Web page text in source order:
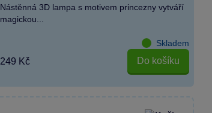
Nástěnná 3D lampa s motivem princezny vytváří
magickou...
Skladem
249 Kč Do košíku